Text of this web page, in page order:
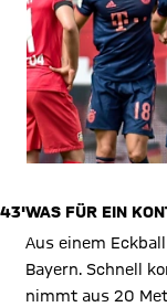
43'WAS FÜR EIN
Aus einem
Bayern. Schnell
nimmt aus 20